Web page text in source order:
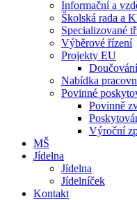
Informační a
Školská rada a
Specializované
Výběrové řízení
Projekty EU
Nabídka
Povinné
Povinně
Výroční
MŠ
Jídelna
Jídelna
Jídelníček
Kontakt